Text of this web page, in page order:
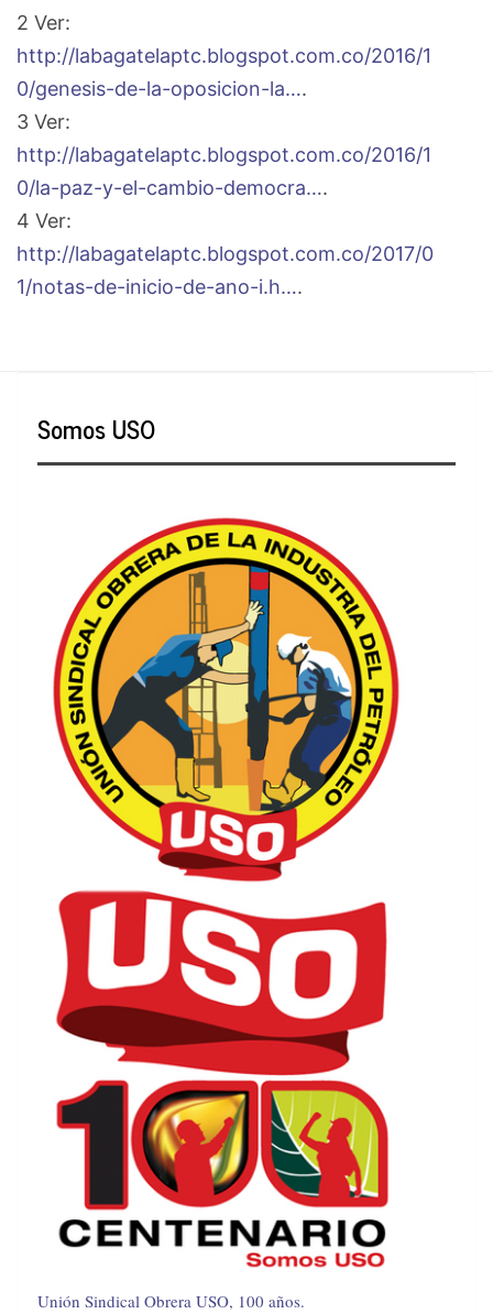
2 Ver:
http://labagatelaptc.blogspot.com.co/2016/1
0/genesis-de-la-oposicion-la….
3 Ver:
http://labagatelaptc.blogspot.com.co/2016/1
0/la-paz-y-el-cambio-democra….
4 Ver:
http://labagatelaptc.blogspot.com.co/2017/0
1/notas-de-inicio-de-ano-i.h….
Somos USO
Unión Sindical Obrera USO, 100 años.